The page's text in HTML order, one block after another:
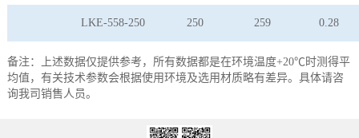
LKE-558-250 250 259 0.28
备注：上述数据仅提供参考，所有数据都是在环境温度+20℃时测得平
均值，有关技术参数会根据使用环境及选用材质略有差异。具体请咨
询我司销售人员。